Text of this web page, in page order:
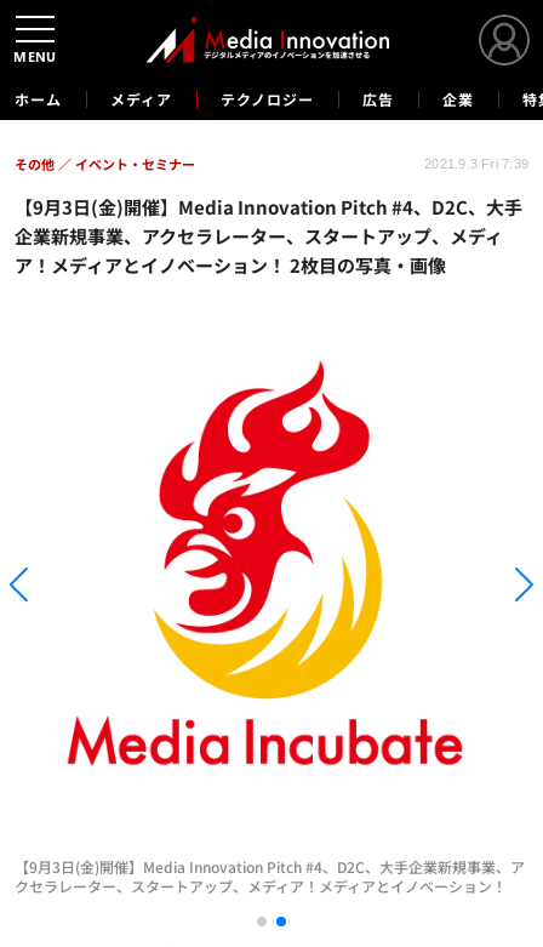
ホーム メディア テクノロジー 広告 企業 特
【9月3日(金)開催】Media Innovation Pitch #4、D2C、大手
企業新規事業、アクセラレーター、スタートアップ、メディ
ア！メディアとイノベーション！ 2枚目の写真・画像
その他 イベント・セミナー 2021.9.3 Fri 7:39
【9月3日(金)開催】Media Innovation Pitch #4、D2C、大手企業新規事業、ア
クセラレーター、スタートアップ、メディア！メディアとイノベーション！
MENU